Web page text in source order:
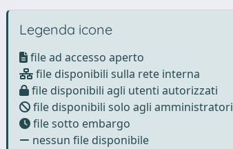
Legenda icone
file ad accesso aperto
file disponibili sulla rete interna
file disponibili agli utenti autorizzati
file disponibili solo agli amministratori
file sotto embargo
nessun file disponibile